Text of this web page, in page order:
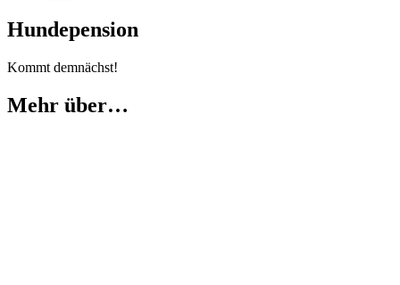
Hundepension
Kommt demnächst!
Mehr über…